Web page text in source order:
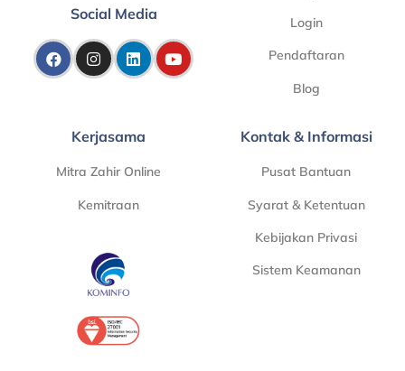
Social Media Login
Pendaftaran
Blog
Kerjasama
Mitra Zahir Online
Kemitraan
Kontak & Informasi
Pusat Bantuan
Syarat & Ketentuan
Kebijakan Privasi
Sistem Keamanan